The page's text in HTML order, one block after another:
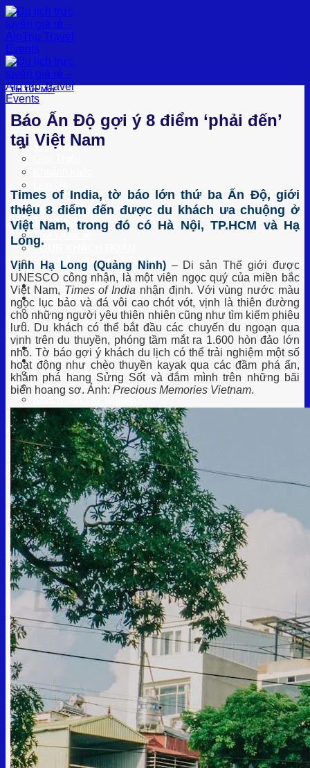
Bỏ
qua
nội
dung
Tin Tức
TOUR DU LỊCH
Tour Nội Địa
Tour Quốc tế
TOUR KHÁCH ĐOÀN
YÊU CẦU BÁO GIÁ TOUR
Tour Miền Tây
Tour Biển – Đảo
Tour Đảo
Tour Biển
Combo
Khách sạn
Khách sạn Miền Bắc
Khách sạn Miền Trung
Khách sạn Tây Nguyên
Khách sạn Miền Nam
Đặt vé
Vé Máy Bay
Thuê Xe
Đặt vé Xe khách
Tàu Cao Tốc
Vé Vui Chơi
Đại lý/CTV
Hệ thống
Chưa có sản phẩm trong giỏ hàng.
Quay trở lại cửa hàng
Tin Tức Mới
Báo Ấn Độ gợi ý 8 điểm ‘phải đến’
tại Việt Nam
Times of India, tờ báo lớn thứ ba Ấn Độ, giới
thiệu 8 điểm đến được du khách ưa chuộng ở
Việt Nam, trong đó có Hà Nội, TP.HCM và Hạ
Long.
Vịnh Hạ Long (Quảng Ninh)– Di sản Thế giới được
UNESCO công nhận, là một viên ngọc quý của miền bắc
Việt Nam, Times of India nhận định. Với vùng nước màu
ngọc lục bảo và đá vôi cao chót vót, vịnh là thiên đường
cho những người yêu thiên nhiên cũng như tìm kiếm phiêu
lưu. Du khách có thể bắt đầu các chuyến du ngoạn qua
vịnh trên du thuyền, phóng tầm mắt ra 1.600 hòn đảo lớn
nhỏ. Tờ báo gợi ý khách du lịch có thể trải nghiệm một số
hoạt động như chèo thuyền kayak qua các đầm phá ẩn,
khám phá hang Sửng Sốt và đắm mình trên những bãi
biển hoang sơ. Ảnh: Precious Memories Vietnam.